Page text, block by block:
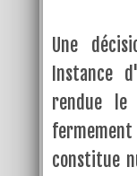
Une
Instance d'
rendue le
constitue